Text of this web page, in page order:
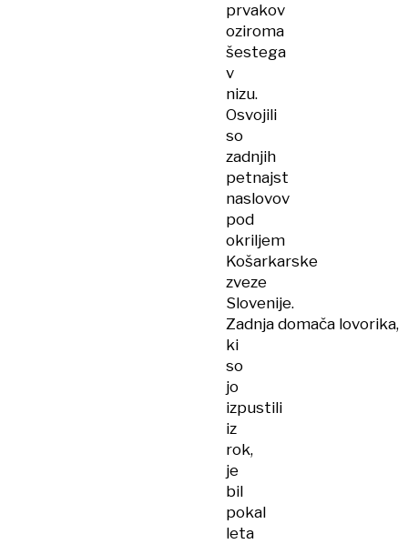
prvakov
oziroma
šestega
v
nizu.
Osvojili
so
zadnjih
petnajst
naslovov
pod
okriljem
Košarkarske
zveze
Slovenije.
Zadnja domača lovorika,
ki
so
jo
izpustili
iz
rok,
je
bil
pokal
leta